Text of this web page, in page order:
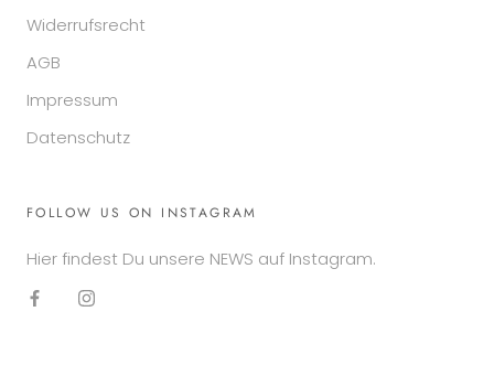
Widerrufsrecht
AGB
Impressum
Datenschutz
FOLLOW US ON INSTAGRAM
Hier findest Du unsere NEWS auf Instagram.